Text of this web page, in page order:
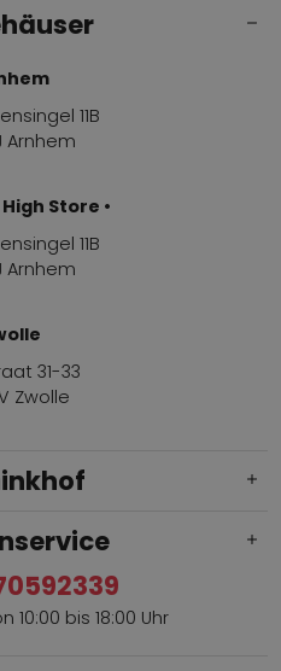
11B
Arnhem
Store •
11B
Arnhem
31-33
Zwolle
10:00 bis 18:00 Uhr